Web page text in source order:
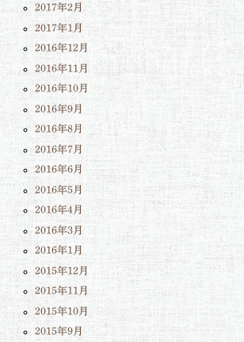
2017年2月
2017年1月
2016年12月
2016年11月
2016年10月
2016年9月
2016年8月
2016年7月
2016年6月
2016年5月
2016年4月
2016年3月
2016年1月
2015年12月
2015年11月
2015年10月
2015年9月